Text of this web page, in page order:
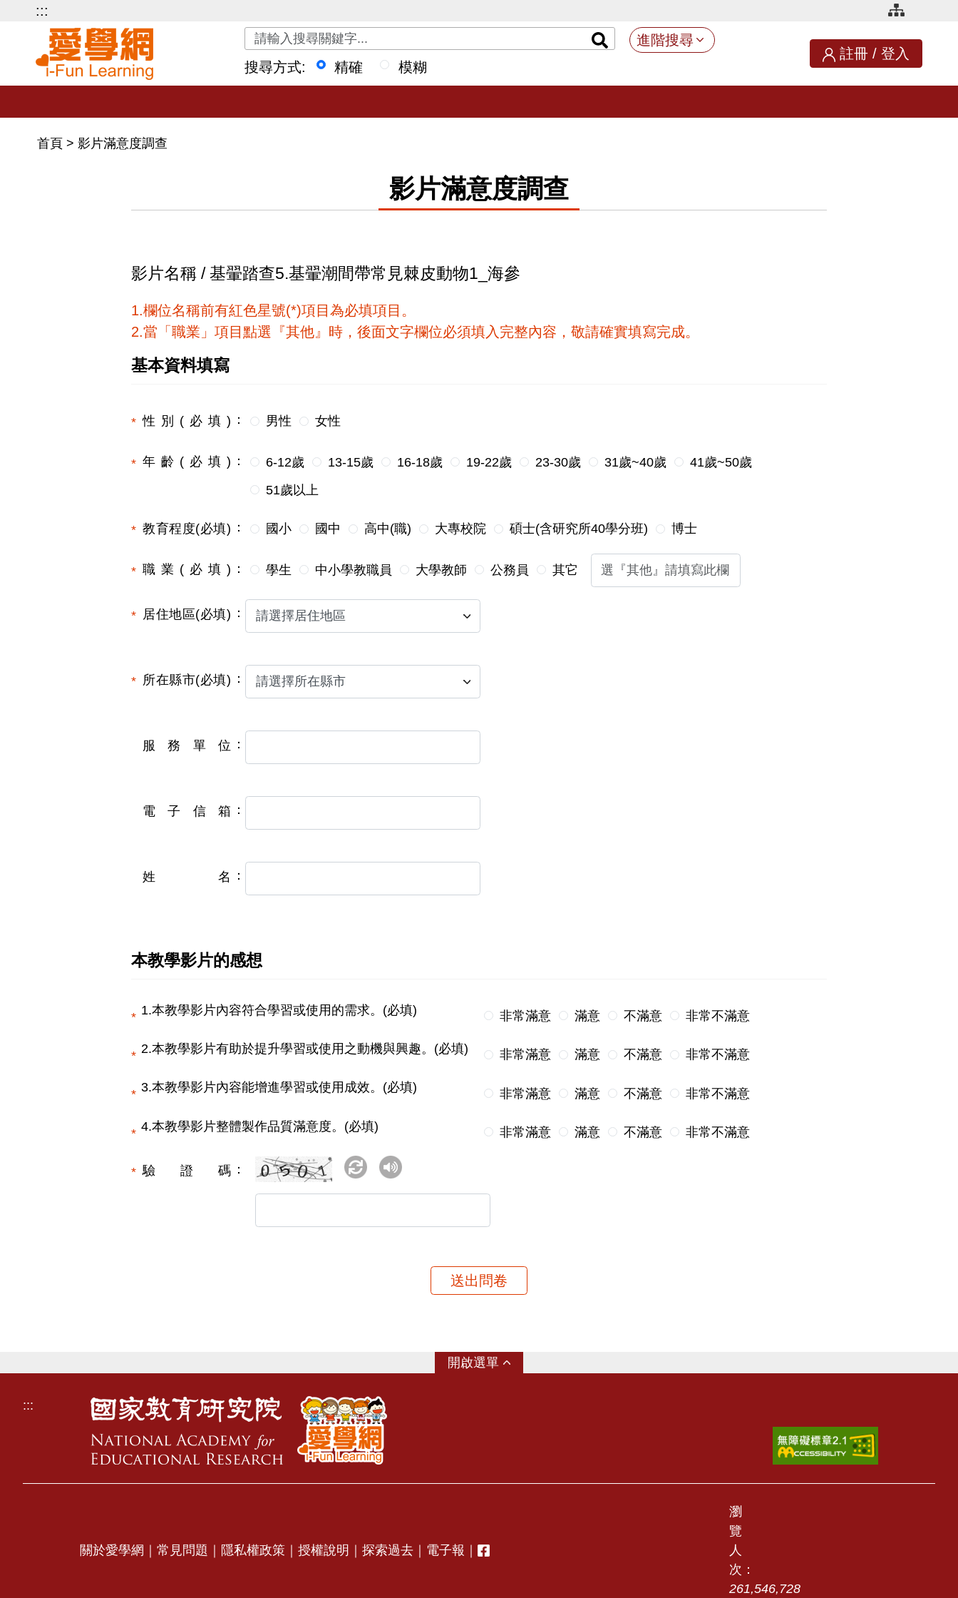
:::
關鍵字搜尋
進階搜尋
搜尋方式:
精確 模糊
註冊 / 登入
首頁 > 影片滿意度調查
影片滿意度調查
影片名稱 / 基翬踏查5.基翬潮間帶常見棘皮動物1_海參
1.欄位名稱前有紅色星號(*)項目為必填項目。
2.當「職業」項目點選『其他』時，後面文字欄位必須填入完整內容，敬請確實填寫完成。
基本資料填寫
性別(必填) 男性 女性
年齡(必填) 6-12歲 13-15歲 16-18歲 19-22歲 23-30歲 31歲~40歲
41歲~50歲
51歲以上
教育程度(必填) 國小 國中 高中(職) 大專校院 碩士(含研究所40學分班) 博士
職業(必填) 學生 中小學教職員 大學教師 公務員 其它
居住地區(必填)
所在縣市(必填)
服務單位
電子信箱
姓名
本教學影片的感想
1.本教學影片內容符合學習或使用的需求。(必填) 非常滿意 滿意 不滿意 非常不滿意
2.本教學影片有助於提升學習或使用之動機與興趣。(必填) 非常滿意 滿意 不滿意 非常不滿意
3.本教學影片內容能增進學習或使用成效。(必填) 非常滿意 滿意 不滿意 非常不滿意
4.本教學影片整體製作品質滿意度。(必填) 非常滿意 滿意 不滿意 非常不滿意
驗證碼
送出問卷
選單
:::
關於愛學網 ｜ 常見問題 ｜ 隱私權政策 ｜ 授權說明 ｜ 探索過去 ｜ 電子報 ｜
瀏
覽
人
次：
261,546,728